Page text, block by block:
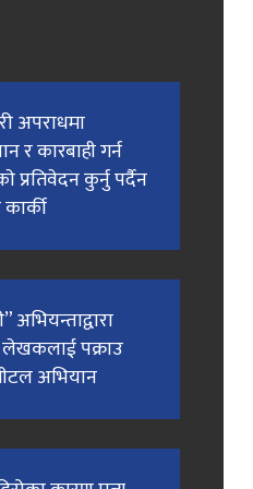
अपराधमा
र कारबाही गर्न
प्रतिवेदन कुर्नु पर्दैन
अभियन्ताद्वारा
पक्राउ
अभियान